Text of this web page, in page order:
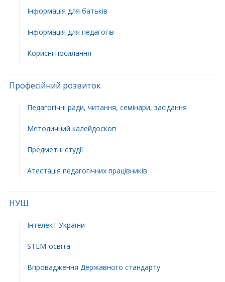
Інформація для батьків
Інформація для педагогів
Корисні посилання
Професійний розвиток
Педагогічні ради, читання, семінари, засідання
Методичний калейдоскоп
Предметні студії
Атестація педагогічних працівників
НУШ
Інтелект України
STEM-освіта
Впровадження Державного стандарту